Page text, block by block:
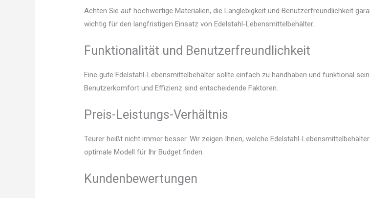
Achten Sie auf hochwertige Materialien, die Langlebigkeit und Benutzerfreundlichkeit
wichtig für den langfristigen Einsatz von Edelstahl-Lebensmittelbehälter.
Funktionalität und Benutzerfreundlichkeit
Eine gute Edelstahl-Lebensmittelbehälter sollte einfach zu handhaben und funktional
Benutzerkomfort und Effizienz sind entscheidende Faktoren.
Preis-Leistungs-Verhältnis
Teurer heißt nicht immer besser. Wir zeigen Ihnen, welche Edelstahl-
optimale Modell für Ihr Budget finden.
Kundenbewertungen